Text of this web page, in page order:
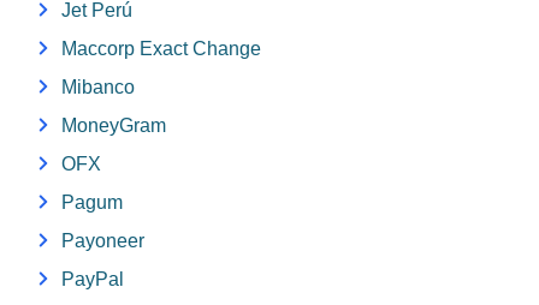
Jet Perú
Maccorp Exact Change
Mibanco
MoneyGram
OFX
Pagum
Payoneer
PayPal